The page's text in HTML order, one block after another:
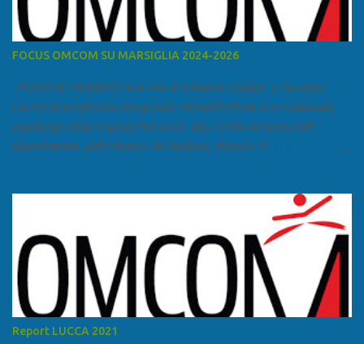
FOCUS OMCOM SU MARSIGLIA 2024-2026
FOCUS SU MARSIGLIA A cura di Salvatore Calleri e Giuseppe
Lumia Marsiglia è la più grande città della Francia meridionale,
capoluogo della regione Provenza-Alpi-Costa Azzurra e del
dipartimento delle Bocche del Rodano, oltre che il
come area metropolitana. Studiare quanto succede a Marsiglia è
molto importante per la geopolitica narcomafiosa perché
Marsiglia ha il porto in asse con la Corsica, Genova, Livorno e
Napoli e le banlieu gemellate con le periferie milanesi. Secondo il
rapporto della DCSA è uno dei principali scali del narcotraffico dal
sudamerica, in particolare Ecuador e Cile. Marsiglia è una città
multietnica, con un 40 per cento di islamici e nonostante questo e
Report LUCCA 2021